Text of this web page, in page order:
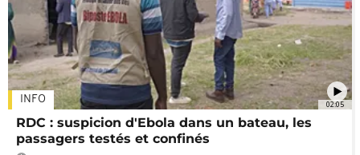
02:05
INFO
RDC : suspicion d'Ebola dans un bateau, les
passagers testés et confinés